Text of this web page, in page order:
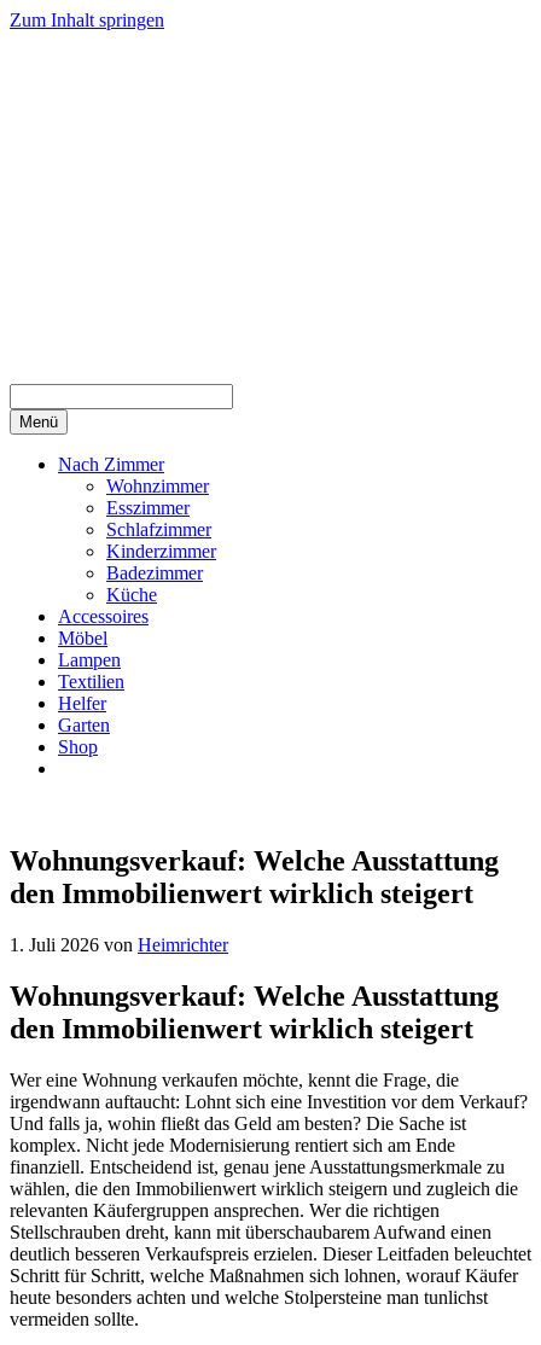
Zum Inhalt springen
Menü
Nach Zimmer
Wohnzimmer
Esszimmer
Schlafzimmer
Kinderzimmer
Badezimmer
Küche
Accessoires
Möbel
Lampen
Textilien
Helfer
Garten
Shop
Wohnungsverkauf: Welche Ausstattung
den Immobilienwert wirklich steigert
1. Juli 2026 von Heimrichter
Wohnungsverkauf: Welche Ausstattung
den Immobilienwert wirklich steigert
Wer eine Wohnung verkaufen möchte, kennt die Frage, die
irgendwann auftaucht: Lohnt sich eine Investition vor dem Verkauf?
Und falls ja, wohin fließt das Geld am besten? Die Sache ist
komplex. Nicht jede Modernisierung rentiert sich am Ende
finanziell. Entscheidend ist, genau jene Ausstattungsmerkmale zu
wählen, die den Immobilienwert wirklich steigern und zugleich die
relevanten Käufergruppen ansprechen. Wer die richtigen
Stellschrauben dreht, kann mit überschaubarem Aufwand einen
deutlich besseren Verkaufspreis erzielen. Dieser Leitfaden beleuchtet
Schritt für Schritt, welche Maßnahmen sich lohnen, worauf Käufer
heute besonders achten und welche Stolpersteine man tunlichst
vermeiden sollte.